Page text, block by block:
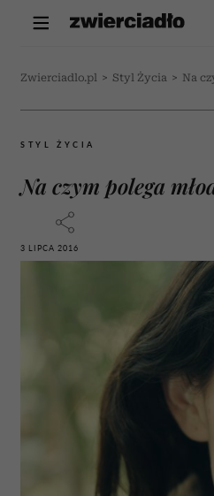
Zwierciadlo.pl > Styl Życia > Na
STYL ŻYCIA
Na czym polega
3 LIPCA 2016